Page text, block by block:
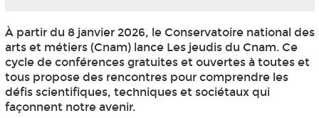
À partir du 8 janvier 2026, le Conservatoire national des
arts et métiers (Cnam) lance Les jeudis du Cnam. Ce
cycle de conférences gratuites et ouvertes à toutes et
tous propose des rencontres pour comprendre les
défis scientifiques, techniques et sociétaux qui
façonnent notre avenir.